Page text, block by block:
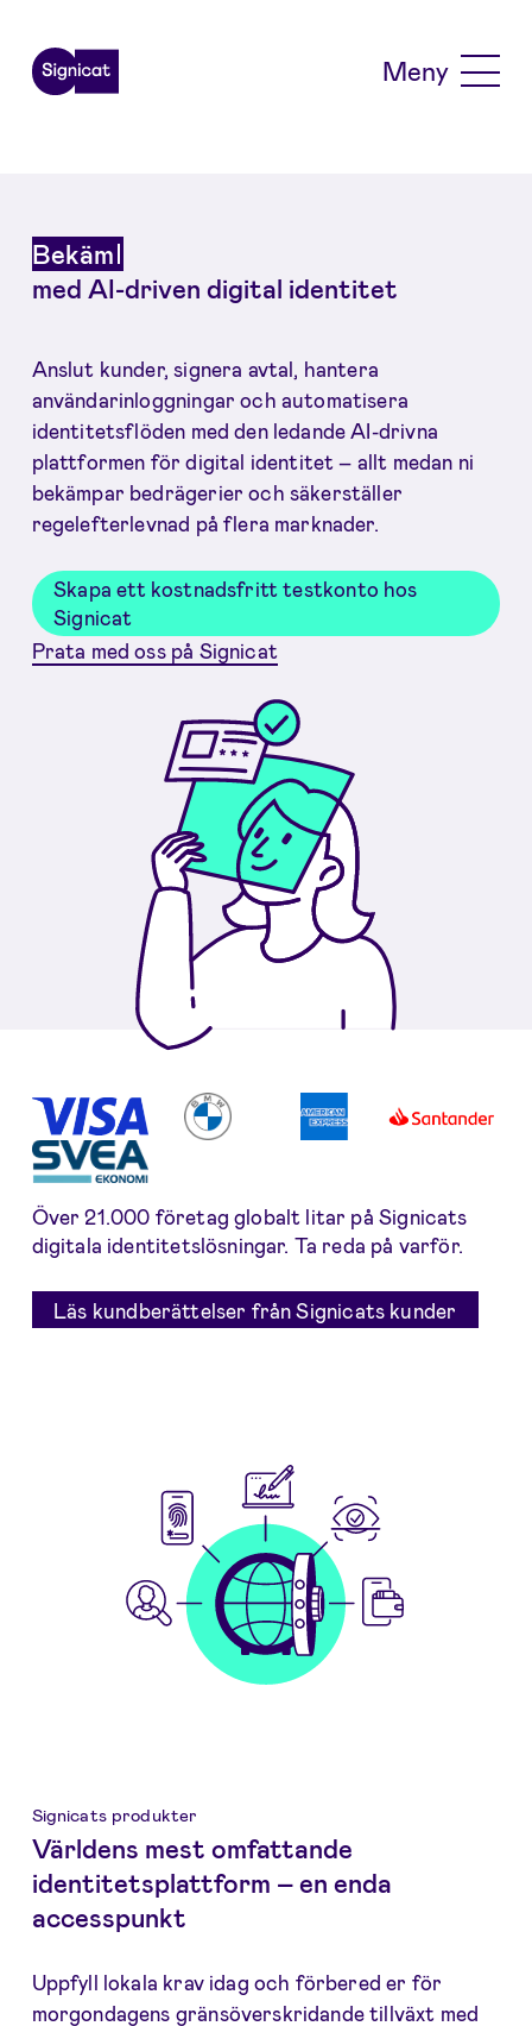
Meny
Bekämpa bedr
med AI-driven digital identitet
Anslut kunder, signera avtal, hantera
användarinloggningar och automatisera
identitetsflöden med den ledande AI-drivna
plattformen för digital identitet – allt medan ni
bekämpar bedrägerier och säkerställer
regelefterlevnad på flera marknader.
Skapa ett kostnadsfritt testkonto hos
Signicat
Prata med oss på Signicat
Över 21.000 företag globalt litar på Signicats
digitala identitetslösningar. Ta reda på varför.
Läs kundberättelser från Signicats kunder
Signicats produkter
Världens mest omfattande
identitetsplattform – en enda
accesspunkt
Uppfyll lokala krav idag och förbered er för
morgondagens gränsöverskridande tillväxt med